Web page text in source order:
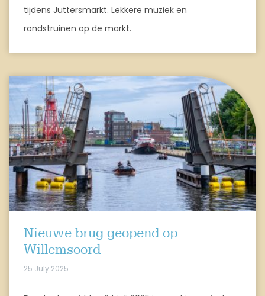
tijdens Juttersmarkt. Lekkere muziek en
rondstruinen op de markt.
Nieuwe brug geopend op
Willemsoord
25 July 2025